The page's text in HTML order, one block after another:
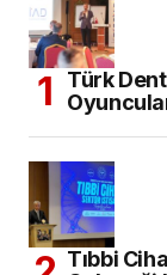
Türk
Tıbbi